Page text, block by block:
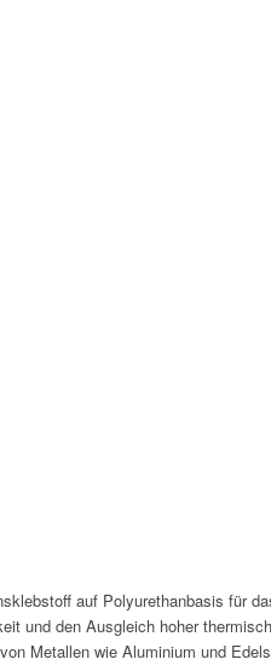
auf Polyurethanbasis für
und den Ausgleich hoher
Metallen wie Aluminium und